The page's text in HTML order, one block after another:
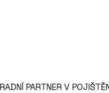
PARTNER V